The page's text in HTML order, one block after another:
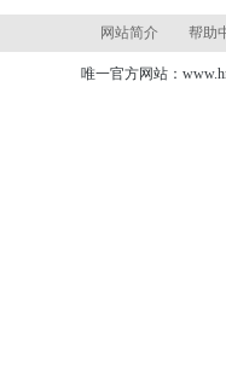
网站简介 帮助
唯一官方网站：